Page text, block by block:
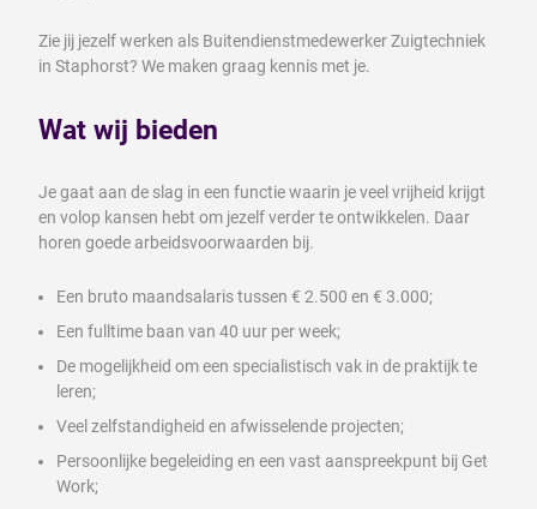
Zie jij jezelf werken als Buitendienstmedewerker Zuigtechniek
in Staphorst? We maken graag kennis met je.
Wat wij bieden
Je gaat aan de slag in een functie waarin je veel vrijheid krijgt
en volop kansen hebt om jezelf verder te ontwikkelen. Daar
horen goede arbeidsvoorwaarden bij.
Een bruto maandsalaris tussen € 2.500 en € 3.000;
Een fulltime baan van 40 uur per week;
De mogelijkheid om een specialistisch vak in de praktijk te
leren;
Veel zelfstandigheid en afwisselende projecten;
Persoonlijke begeleiding en een vast aanspreekpunt bij Get
Work;